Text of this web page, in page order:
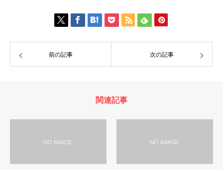
前の記事 次の記事
関連記事